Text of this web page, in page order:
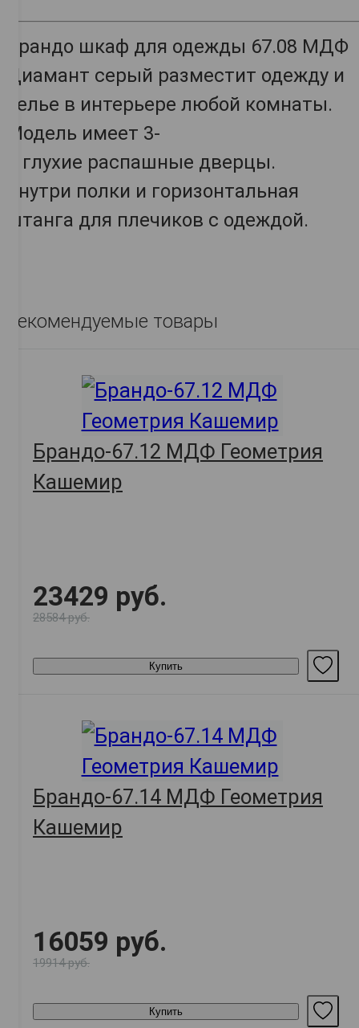
Брандо шкаф для одежды 67.08 МДФ
Диамант серый разместит одежду и
белье в интерьере любой комнаты.
Модель имеет 3-
и глухие распашные дверцы.
Внутри полки и горизонтальная
штанга для плечиков с одеждой.
Рекомендуемые товары
Брандо-67.12 МДФ Геометрия
Кашемир
23429 руб.
28584 руб.
Купить
Брандо-67.14 МДФ Геометрия
Кашемир
16059 руб.
19914 руб.
Купить